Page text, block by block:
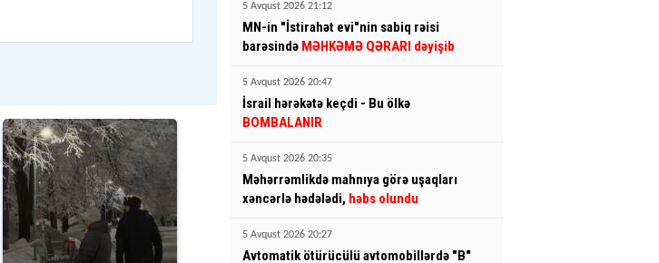
5 Avqust 2026 21:12
MN-in "İstirahət evi"nin sabiq rəisi
barəsində MƏHKƏMƏ QƏRARI dəyişib
5 Avqust 2026 20:47
İsrail hərəkətə keçdi - Bu ölkə
BOMBALANIR
5 Avqust 2026 20:35
Məhərrəmlikdə mahnıya görə uşaqları
xəncərlə hədələdi, həbs olundu
5 Avqust 2026 20:27
Avtomatik ötürücülü avtomobillərdə "B"